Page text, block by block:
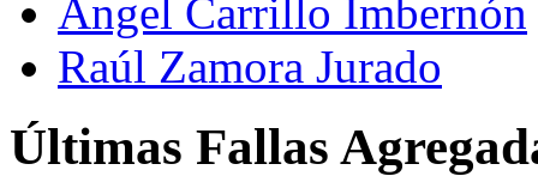
Ángel Carrillo Imbernón
Raúl Zamora Jurado
Últimas Fallas